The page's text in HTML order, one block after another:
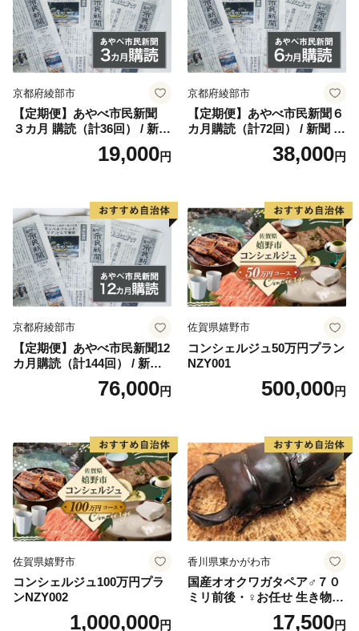
皆様に安全・安心な農産物をお届けしております。
このような中、田原市では「うるおいと活力のあるガ
ーデンシティ」を目指し、市民と協働で構想実現に向け
努力しております。また、市外から多くの方々が田原市
を訪れ、さらには定住していただけるようにするため、
サーフタウン構想を掲げ、推進しております。さらには
安全・安心な農産物を全国にお届けするため、環境保全
型農業の実現などにも力を注いでおります。
「応援団」として「ふるさと納税」を募集しておりま
す。多くの皆様からのご支援をお待ちしております。
■受領証明書及びワンストップ特例申請書のお届けにつ
いて
入金確認後、注文内容確認画面の【注文者情報】に記載
の住所にお送りいたします。
発送の時期は、2週間～1ヵ月以内を目途に、お礼の特産
品とは別にお送りいたします。(年末年始を除く)
京都府綾部市
【定期便】あやべ市民新聞
３カ月 購読（計36回） / 新聞
情報誌 定期購読 綾部市 / 株
式会社あやべ市民新聞社［B
19,000円
京都府綾部市
【定期便】あやべ市民新聞６
カ月購読（計72回） / 新聞 情
報誌 定期購読 綾部市 / 株式
会社あやべ市民新聞社［BSC
38,000円
京都府綾部市
【定期便】あやべ市民新聞12
カ月購読（計144回） / 新聞
情報誌 定期購読 綾部市 / 株
式会社あやべ市民新聞社［B
76,000円
佐賀県嬉野市
コンシェルジュ50万円プラン
NZY001
500,000円
佐賀県嬉野市
コンシェルジュ100万円プラ
ンNZY002
1,000,000円
香川県東かがわ市
国産オオクワガタペア♂７０
ミリ前後・♀お任せ 生き物生
17,500円